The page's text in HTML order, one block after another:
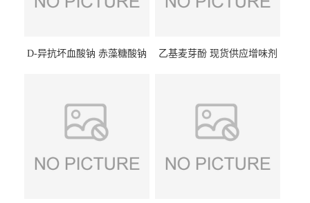
D-异抗坏血酸钠 赤藻糖酸钠
乙基麦芽酚 现货供应增味剂